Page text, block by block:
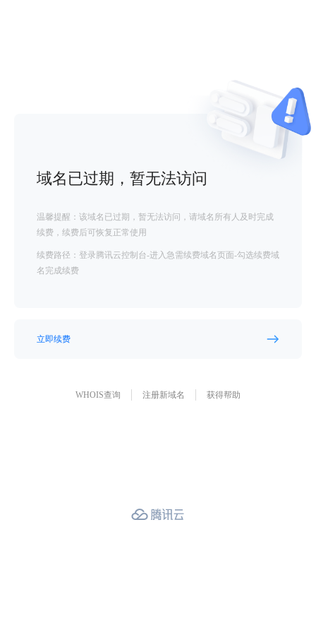
域名已过期，暂无法访问
温馨提醒：该域名已过期，暂无法访问，请域名所有人及时完成
续费，续费后可恢复正常使用
续费路径：登录腾讯云控制台-进入急需续费域名页面-勾选续费域
名完成续费
立即续费
WHOIS查询 注册新域名 获得帮助